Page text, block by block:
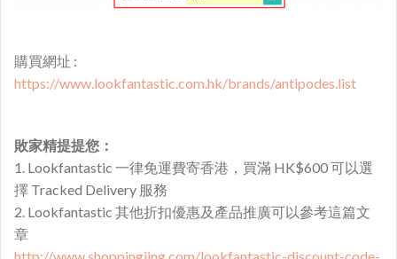
購買網址 :
https://www.lookfantastic.com.hk/brands/antipodes.list
敗家精提提您：
1. Lookfantastic 一律免運費寄香港，買滿 HK$600 可以選
擇 Tracked Delivery 服務
2. Lookfantastic 其他折扣優惠及產品推廣可以參考這篇文
章
http://www.shoppingjing.com/lookfantastic-discount-code-